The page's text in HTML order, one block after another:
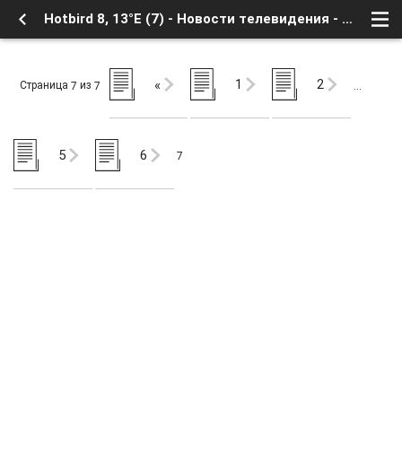
Hotbird 8, 13°E (7) - Новости телевидения - Транспондерные новости - Форум о Спутниковом Телевидении
Страница 7 из 7 « 1 2 …
5 6 7